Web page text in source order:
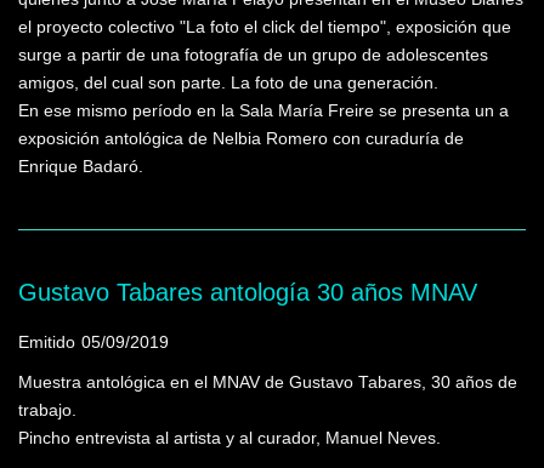
el proyecto colectivo "La foto el click del tiempo", exposición que
surge a partir de una fotografía de un grupo de adolescentes
amigos, del cual son parte. La foto de una generación.
En ese mismo período en la Sala María Freire se presenta un a
exposición antológica de Nelbia Romero con curaduría de
Enrique Badaró.
Gustavo Tabares antología 30 años MNAV
Emitido 05/09/2019
Muestra antológica en el MNAV de Gustavo Tabares, 30 años de
trabajo.
Pincho entrevista al artista y al curador, Manuel Neves.